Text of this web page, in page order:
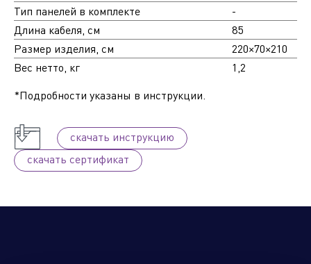
Тип панелей в комплекте
-
Длина кабеля, см
85
Размер изделия, см
220×70×210
Вес нетто, кг
1,2
*Подробности указаны в инструкции.
cкачать инструкцию
cкачать сертификат